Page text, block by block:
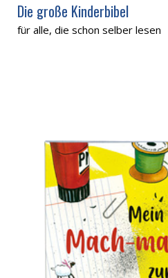
Die große Kinderbibel
für alle, die schon selber lesen